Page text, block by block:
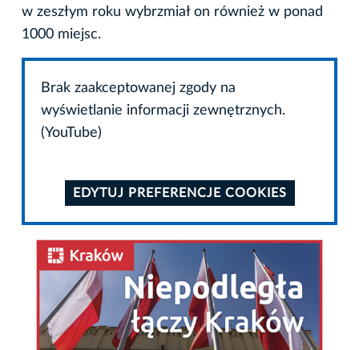
w zeszłym roku wybrzmiał on również w ponad
1000 miejsc.
Brak zaakceptowanej zgody na
wyświetlanie informacji zewnętrznych.
(YouTube)
EDYTUJ PREFERENCJE COOKIES